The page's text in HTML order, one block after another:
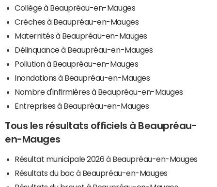
Collège à Beaupréau-en-Mauges
Crèches à Beaupréau-en-Mauges
Maternités à Beaupréau-en-Mauges
Délinquance à Beaupréau-en-Mauges
Pollution à Beaupréau-en-Mauges
Inondations à Beaupréau-en-Mauges
Nombre d'infirmières à Beaupréau-en-Mauges
Entreprises à Beaupréau-en-Mauges
Tous les résultats officiels à Beaupréau-
en-Mauges
Résultat municipale 2026 à Beaupréau-en-Mauges
Résultats du bac à Beaupréau-en-Mauges